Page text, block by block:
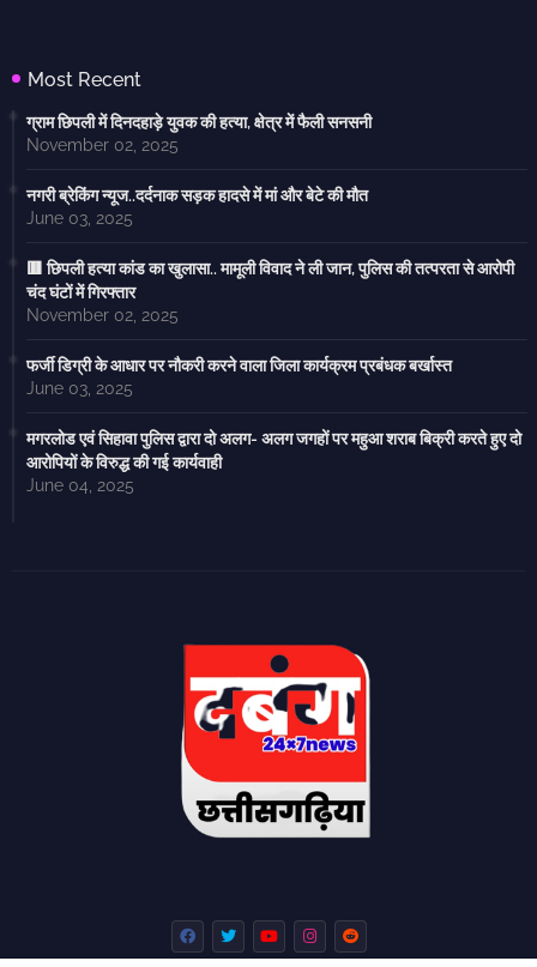
Most Recent
ग्राम छिपली में दिनदहाड़े युवक की हत्या, क्षेत्र में फैली सनसनी
November 02, 2025
नगरी ब्रेकिंग न्यूज..दर्दनाक सड़क हादसे में मां और बेटे की मौत
June 03, 2025
🟥 छिपली हत्या कांड का खुलासा.. मामूली विवाद ने ली जान, पुलिस की तत्परता से आरोपी
चंद घंटों में गिरफ्तार
November 02, 2025
फर्जी डिग्री के आधार पर नौकरी करने वाला जिला कार्यक्रम प्रबंधक बर्खास्त
June 03, 2025
मगरलोड एवं सिहावा पुलिस द्वारा दो अलग- अलग जगहों पर महुआ शराब बिक्री करते हुए दो
आरोपियों के विरुद्ध की गई कार्यवाही
June 04, 2025